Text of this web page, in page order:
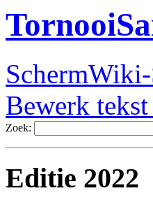
Bewerk
Zoek:
Editie 2022